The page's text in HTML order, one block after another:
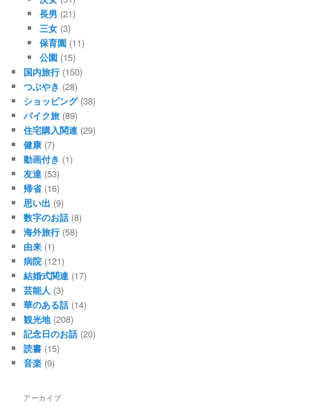
長男 (21)
三女(3)
保育園(11)
公園(15)
国内旅行 (150)
つぶやき (28)
ショッピング(38)
バイク旅 (89)
住宅購入関連 (29)
健康 (7)
動画付き (1)
友達 (53)
帰省(16)
思い出 (9)
数字のお話 (8)
海外旅行 (58)
由来 (1)
病院 (121)
結婚式関連 (17)
芸能人 (3)
華のある話 (14)
観光地(208)
記念日のお話 (20)
読書 (15)
音楽 (9)
アーカイブ